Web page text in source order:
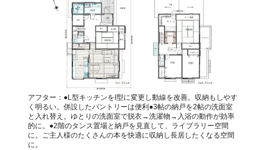
アフター：●L型キッチンをI型に変更し動線を改善。収納もしやす
く明るい。併設したパントリーは便利●3帖の納戸を2帖の洗面室
と入れ替え。ゆとりの洗面室で脱衣→洗濯物→入浴の動作が効率
的に。●2階のタンス置場と納戸を見直して、ライブラリー空間
に。ご主人様のたくさんの本を快適に収納し長居したくなる空間
に。